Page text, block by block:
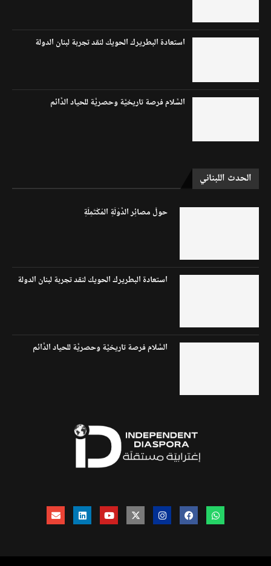
استعادة البطريرك الحويك لنقد تجربة لبنان الدولة
السَّلام فرصة تاريخيَّة وحصريَّة للحياد الدَّائم
الحدث اللبناني
حولَ مصائِر الدَّوْلَةِ المُكْتَمِلَةِ
استعادة البطريرك الحويك لنقد تجربة لبنان الدولة
السَّلام فرصة تاريخيَّة وحصريَّة للحياد الدَّائم